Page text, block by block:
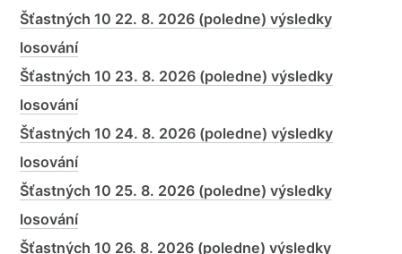
Šťastných 10 22. 8. 2026 (poledne) výsledky
losování
Šťastných 10 23. 8. 2026 (poledne) výsledky
losování
Šťastných 10 24. 8. 2026 (poledne) výsledky
losování
Šťastných 10 25. 8. 2026 (poledne) výsledky
losování
Šťastných 10 26. 8. 2026 (poledne) výsledky